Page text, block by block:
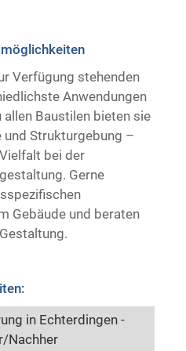
Verfügung stehenden
Anwendungen
Baustilen bieten sie
Strukturgebung –
bei der
Gerne
Gebäude und beraten
in Echterdingen -
Nachher